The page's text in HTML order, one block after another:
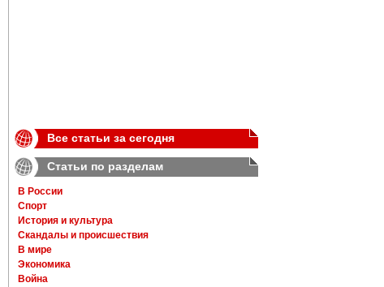
Все статьи за сегодня
Статьи по разделам
В России
Спорт
История и культура
Скандалы и происшествия
В мире
Экономика
Война